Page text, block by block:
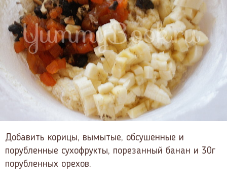
Добавить корицы, вымытые, обсушенные и
порубленные сухофрукты, порезанный банан и 30г
порубленных орехов.